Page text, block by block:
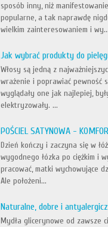
sposób inny, niż
popularne, a tak naprawdę
wielkim zainteresowaniem i
Jak wybrać produkty do
Włosy są jedną z
wrażenie i poprawiać pewność
wyglądały one jak najlepiej,
elektryzowały. ...
POŚCIEL SATYNOWA -
Dzień kończy i zaczyna się w
wygodnego łózka po ciężkim i
pracować, matki wychowujące
Ale położeni...
Naturalne, dobre i
Mydła glicerynowe od zawsze